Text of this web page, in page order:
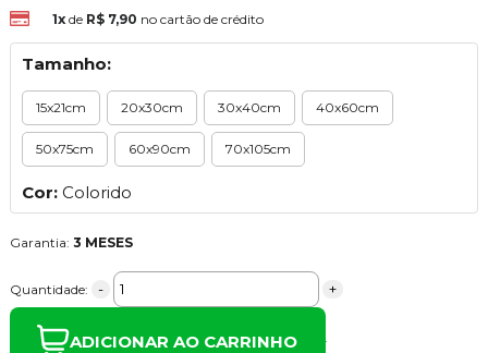
1xde R$ 7,90 no cartão de crédito
Tamanho:
15x21cm 20x30cm 30x40cm 40x60cm
50x75cm 60x90cm 70x105cm
Cor: Colorido
Garantia: 3 MESES
Quantidade: - +
ADICIONAR AO CARRINHO